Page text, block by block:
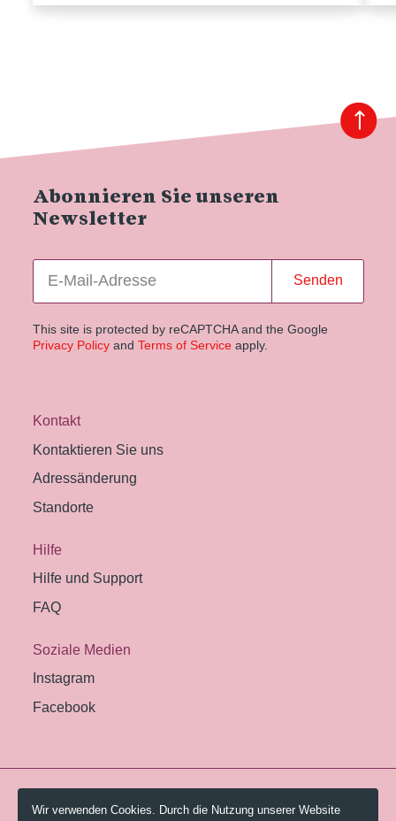
Abonnieren Sie unseren
Newsletter
Senden
This site is protected by reCAPTCHA and the Google
Privacy Policyand Terms of Service apply.
Kontakt
Kontaktieren Sie uns
Adressänderung
Standorte
Hilfe
Hilfe und Support
FAQ
Soziale Medien
Instagram
Facebook
© 2026 Pestalozzi-Bibliothek Zürich.
Wir verwenden Cookies. Durch die Nutzung unserer Website